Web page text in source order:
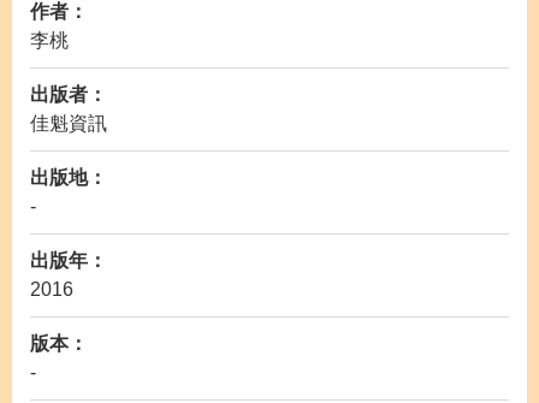
作者：
李桃
出版者：
佳魁資訊
出版地：
-
出版年：
2016
版本：
-